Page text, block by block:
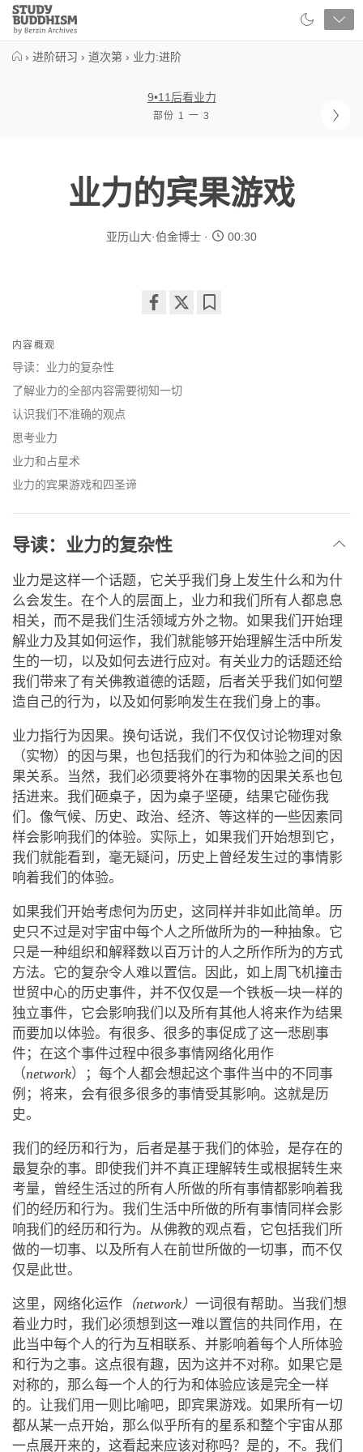
Close
Study
Buddhism
› 进阶研习 › 道次第 › 业力:进阶
9•11后看业力
部份 1 一 3
业力的宾果游戏
亚历山大·伯金博士 00:30
内容概观
导读：业力的复杂性
了解业力的全部内容需要彻知一切
认识我们不准确的观点
思考业力
业力和占星术
业力的宾果游戏和四圣谛
导读：业力的复杂性
业力是这样一个话题，它关乎我们身上发生什么和为什
么会发生。在个人的层面上，业力和我们所有人都息息
相关，而不是我们生活领域方外之物。如果我们开始理
解业力及其如何运作，我们就能够开始理解生活中所发
生的一切，以及如何去进行应对。有关业力的话题还给
我们带来了有关佛教道德的话题，后者关乎我们如何塑
造自己的行为，以及如何影响发生在我们身上的事。
业力指行为因果。换句话说，我们不仅仅讨论物理对象
（实物）的因与果，也包括我们的行为和体验之间的因
果关系。当然，我们必须要将外在事物的因果关系也包
括进来。我们砸桌子，因为桌子坚硬，结果它碰伤我
们。像气候、历史、政治、经济、等这样的一些因素同
样会影响我们的体验。实际上，如果我们开始想到它，
我们就能看到，毫无疑问，历史上曾经发生过的事情影
响着我们的体验。
如果我们开始考虑何为历史，这同样并非如此简单。历
史只不过是对宇宙中每个人之所做所为的一种抽象。它
只是一种组织和解释数以百万计的人之所作所为的方式
方法。它的复杂令人难以置信。因此，如上周飞机撞击
世贸中心的历史事件，并不仅仅是一个铁板一块一样的
独立事件，它会影响我们以及所有其他人将来作为结果
而要加以体验。有很多、很多的事促成了这一悲剧事
件；在这个事件过程中很多事情网络化用作
（network）；每个人都会想起这个事件当中的不同事
例；将来，会有很多很多的事情受其影响。这就是历
史。
我们的经历和行为，后者是基于我们的体验，是存在的
最复杂的事。即使我们并不真正理解转生或根据转生来
考量，曾经生活过的所有人所做的所有事情都影响着我
们的经历和行为。我们生活中所做的所有事情同样会影
响我们的经历和行为。从佛教的观点看，它包括我们所
做的一切事、以及所有人在前世所做的一切事，而不仅
仅是此世。
这里，网络化运作 （network） 一词很有帮助。当我们想
着业力时，我们必须想到这一难以置信的共同作用，在
此当中每个人的行为互相联系、并影响着每个人所体验
和行为之事。这点很有趣，因为这并不对称。如果它是
对称的，那么每一个人的行为和体验应该是完全一样
的。让我们用一则比喻吧，即宾果游戏。如果所有一切
都从某一点开始，那么似乎所有的星系和整个宇宙从那
一点展开来的，这看起来应该对称吗？是的，不。我们